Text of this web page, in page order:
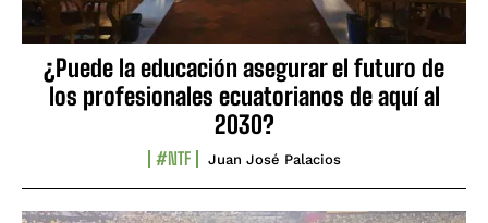
¿Puede la educación asegurar el futuro de
los profesionales ecuatorianos de aquí al
2030?
#NTF Juan José Palacios